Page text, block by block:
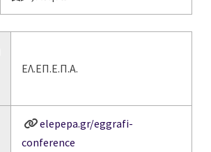
ΕΛ.ΕΠ.Ε.Π.Α.
elepepa.gr/eggrafi-
conference